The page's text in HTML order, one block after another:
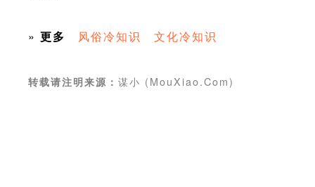
» 更多 风俗冷知识 文化冷知识
转载请注明来源： 谋小 (MouXiao.Com)